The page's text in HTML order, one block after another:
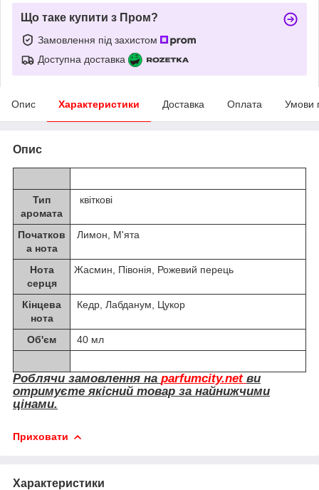
Що таке купити з Пром?
Замовлення під захистом
Доступна доставка
Опис Характеристики Доставка Оплата Умови
Опис
Тип
аромата
квіткові
Початков
а нота
Лимон, М'ята
Нота
серця
Жасмин, Півонія, Рожевий перець
Кінцева
нота
Кедр, Лабданум, Цукор
Об'єм 40 мл
Роблячи замовлення на parfumcity.net ви
отримуєте якісний товар за найнижчими
цінами.
Приховати
Характеристики